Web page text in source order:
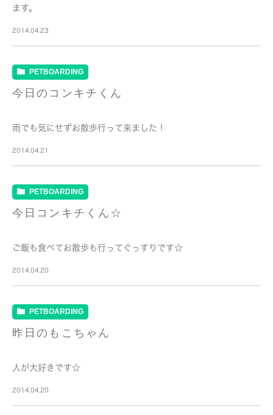
ます。
2014.04.23
PETBOARDING
今日のコンキチくん
雨でも気にせずお散歩行って来ました！
2014.04.21
PETBOARDING
今日コンキチくん☆
ご飯も食べてお散歩も行ってぐっすりです☆
2014.04.20
PETBOARDING
昨日のもこちゃん
人が大好きです☆
2014.04.20